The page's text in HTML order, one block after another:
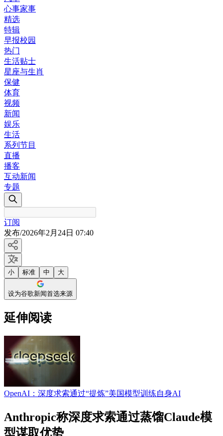
心事家事
精选
特辑
早报校园
热门
生活贴士
星座与生肖
保健
体育
视频
新闻
娱乐
生活
系列节目
直播
播客
互动新闻
专题
订阅
发布/2026年2月24日 07:40
小 标准 中 大
设为谷歌新闻首选来源
延伸阅读
OpenAI：深度求索通过“提炼”美国模型训练自身AI
Anthropic称深度求索通过蒸馏Claude模
型谋取优势